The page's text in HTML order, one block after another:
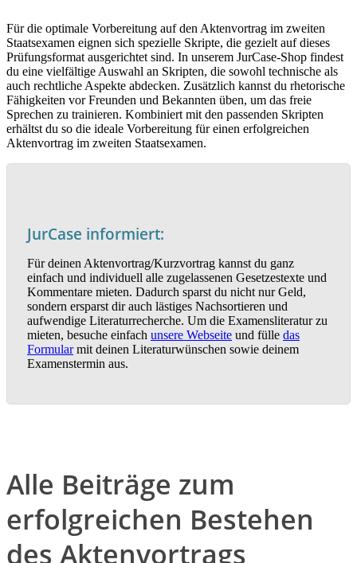
Für die optimale Vorbereitung auf den Aktenvortrag im zweiten
Staatsexamen eignen sich spezielle Skripte, die gezielt auf dieses
Prüfungsformat ausgerichtet sind. In unserem JurCase-Shop findest
du eine vielfältige Auswahl an Skripten, die sowohl technische als
auch rechtliche Aspekte abdecken. Zusätzlich kannst du rhetorische
Fähigkeiten vor Freunden und Bekannten üben, um das freie
Sprechen zu trainieren. Kombiniert mit den passenden Skripten
erhältst du so die ideale Vorbereitung für einen erfolgreichen
Aktenvortrag im zweiten Staatsexamen.
JurCase informiert:
Für deinen Aktenvortrag/Kurzvortrag kannst du ganz
einfach und individuell alle zugelassenen Gesetzestexte und
Kommentare mieten. Dadurch sparst du nicht nur Geld,
sondern ersparst dir auch lästiges Nachsortieren und
aufwendige Literaturrecherche. Um die Examensliteratur zu
mieten, besuche einfach unsere Webseite und fülle das
Formularmit deinen Literaturwünschen sowie deinem
Examenstermin aus.
Alle Beiträge zum
erfolgreichen Bestehen
des Aktenvortrags